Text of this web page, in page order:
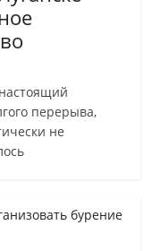
перерыва,
не
бурение